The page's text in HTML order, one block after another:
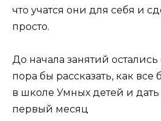
что учатся они для себя и
просто.
До начала занятий
пора бы рассказать, как все
в школе Умных детей и
первый месяц